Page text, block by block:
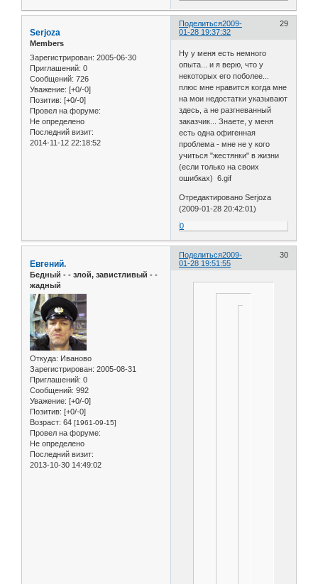
Поделиться 29
2009-
01-28 19:37:32
Serjoza
Members
Зарегистрирован: 2005-06-30
Приглашений: 0
Сообщений: 726
Уважение: [+0/-0]
Позитив: [+0/-0]
Провел на форуме:
Не определено
Последний визит:
2014-11-12 22:18:52
Ну у меня есть немного
опыта... и я верю, что у
некоторых его поболее...
плюс мне нравится когда мне
на мои недостатки указывают
здесь, а не разгневанный
заказчик... Знаете, у меня
есть одна офигенная
проблема - мне не у кого
учиться "жестянки" в жизни
(если только на своих
ошибках) 6.gif
Отредактировано Serjoza
(2009-01-28 20:42:01)
0
Поделиться 30
2009-
01-28 19:51:55
Евгений.
Бедный - - злой, завистливый - -
жадный
Откуда: Иваново
Зарегистрирован: 2005-08-31
Приглашений: 0
Сообщений: 992
Уважение: [+0/-0]
Позитив: [+0/-0]
Возраст: 64 [1961-09-15]
Провел на форуме:
Не определено
Последний визит:
2013-10-30 14:49:02